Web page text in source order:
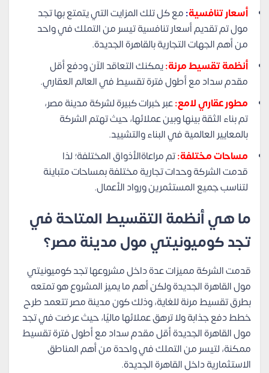
أسعار تنافسية:مع كل تلك المزايت التي يتمتع بها تجد
مول تم تقديم أسعار تنافسية تيسر من التملك في واحد
من أهم الجهات التجارية بالقاهرة الجديدة.
أنظمة تقسيط مرنة:يمكنك التعاقد الآن ودفع أقل
مقدم سداد مع أطول فترة تقسيط في العالم العقاري.
مطور عقاري لامع:عبر خبرات كبيرة لشركة مدينة مصر،
تم بناء الثقة بينها وبين عملائها، حيث تهتم الشركة
بالمعايير العالمية في البناء والتشييد.
مساحات مختلفة:تم مراعاةالأذواق المختلفة؛ لذا
قدمت الشركة وحدات تجارية مختلفة بمساحات متباينة
لتناسب جميع المستثمرين ورواد الأعمال.
ما هي أنظمة التقسيط المتاحة في
تجد كوميونيتي مول مدينة مصر؟
قدمت الشركة مميزات عدة داخل مشروعها تجد كوميونيتي
مول القاهرة الجديدة ولكن أهم ما يميز المشروع هو تمتعه
بطرق تقسيط مرنة للغاية، وذلك كون مدينة مصر تتعمد طرح
خطط دفع جذابة ولا ترهق عملائها ماليًا، حيث عرضت في تجد
مول القاهرة الجديدة أقل مقدم سداد مع أطول فترة تقسيط
ممكنة، لتيسر من التملك في واحدة من أهم المناطق
الاستثمارية داخل القاهرة الجديدة.